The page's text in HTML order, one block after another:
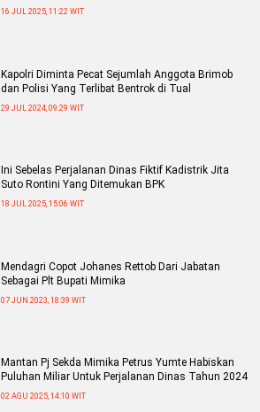
16 JUL 2025, 11:22 WIT
Kapolri Diminta Pecat Sejumlah Anggota Brimob
dan Polisi Yang Terlibat Bentrok di Tual
29 JUL 2024, 09:29 WIT
Ini Sebelas Perjalanan Dinas Fiktif Kadistrik Jita
Suto Rontini Yang Ditemukan BPK
18 JUL 2025, 15:06 WIT
Mendagri Copot Johanes Rettob Dari Jabatan
Sebagai Plt Bupati Mimika
07 JUN 2023, 18:39 WIT
Mantan Pj Sekda Mimika Petrus Yumte Habiskan
Puluhan Miliar Untuk Perjalanan Dinas Tahun 2024
02 AGU 2025, 14:10 WIT